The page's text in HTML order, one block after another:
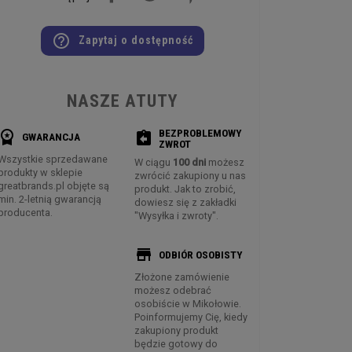
help_outline Zapytaj o dostępność
NASZE ATUTY
GWARANCJA
sprzedawane
w sklepie
objęte są
2-letnią gwarancją
assignment_return
BEZPROBLEMOWY
ZWROT
W ciągu 100 dnimożesz
zwrócić zakupiony u nas
produkt. Jak to zrobić,
dowiesz się z zakładki
"Wysyłka i zwroty".
store ODBIÓR OSOBISTY
Złożone zamówienie
możesz odebrać
osobiście w Mikołowie.
Poinformujemy Cię, kiedy
zakupiony produkt
będzie gotowy do